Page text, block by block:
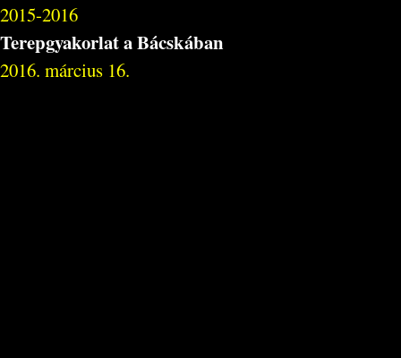
2015-2016
Terepgyakorlat a Bácskában
2016. március 16.